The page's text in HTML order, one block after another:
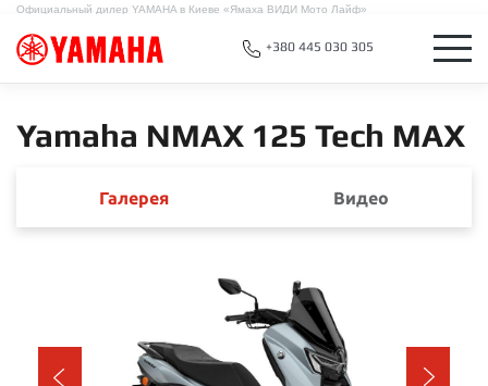
Официальный дилер YAMAHA в Киеве «Ямаха ВИДИ Мото Лайф»
+380 445 030 305
Yamaha NMAX 125 Tech MAX
Галерея Видео